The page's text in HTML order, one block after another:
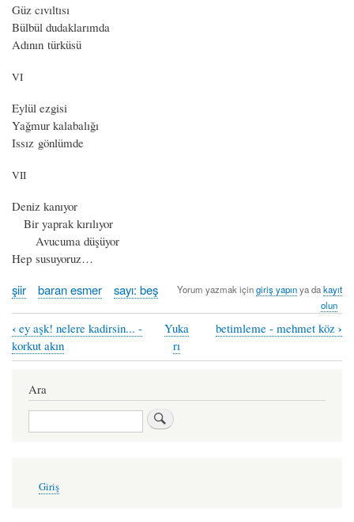
Güz cıvıltısı
Bülbül dudaklarımda
Adının türküsü
VI
Eylül ezgisi
Yağmur kalabalığı
Issız gönlümde
VII
Deniz kanıyor
Bir yaprak kırılıyor
Avucuma düşüyor
Hep susuyoruz…
şiir baran esmer sayı: beş Yorum yazmak içingiriş yapınya dakayıt
olun
Book
traversal
links
for
lirikler
baran
esmer
‹ ey aşk! nelere kadirsin... -
korkut akın
Yuka
rı
betimleme - mehmet köz ›
Ara
Ara
account
Giriş